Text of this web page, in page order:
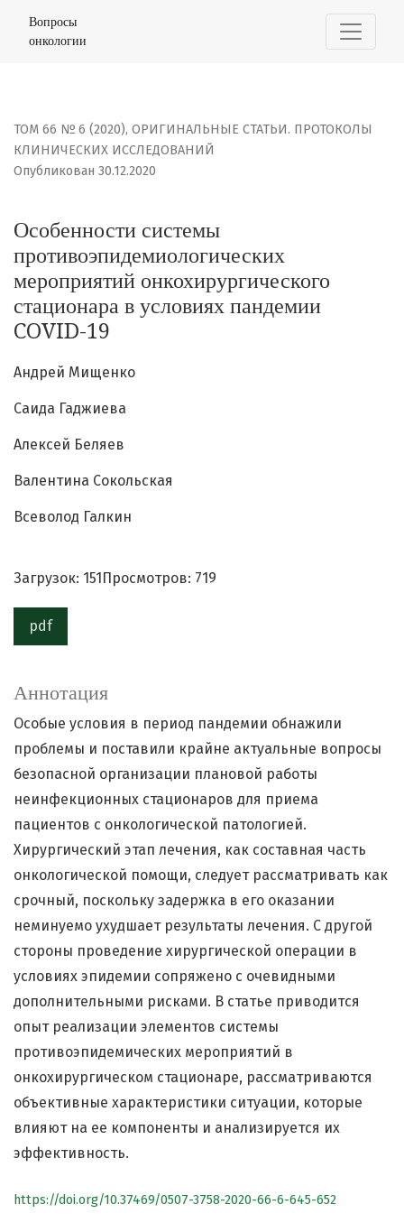
Особенности системы противоэпидемиологических
Вопросы
онкологии
ТОМ 66 № 6 (2020), ОРИГИНАЛЬНЫЕ СТАТЬИ. ПРОТОКОЛЫ
КЛИНИЧЕСКИХ ИССЛЕДОВАНИЙ
Особенности системы
противоэпидемиологических
мероприятий онкохирургического
стационара в условиях пандемии
COVID-19
Опубликован 30.12.2020
Андрей Мищенко
Саида Гаджиева
Алексей Беляев
Валентина Сокольская
Всеволод Галкин
Загрузок: 151 Просмотров: 719
pdf
Аннотация
Особые условия в период пандемии обнажили
проблемы и поставили крайне актуальные вопросы
безопасной организации плановой работы
неинфекционных стационаров для приема
пациентов с онкологической патологией.
Хирургический этап лечения, как составная часть
онкологической помощи, следует рассматривать как
срочный, поскольку задержка в его оказании
неминуемо ухудшает результаты лечения. С другой
стороны проведение хирургической операции в
условиях эпидемии сопряжено с очевидными
дополнительными рисками. В статье приводится
опыт реализации элементов системы
противоэпидемических мероприятий в
онкохирургическом стационаре, рассматриваются
объективные характеристики ситуации, которые
влияют на ее компоненты и анализируется их
эффективность.
https://doi.org/10.37469/0507-3758-2020-66-6-645-652